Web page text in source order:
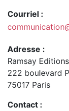
Courriel :
Adresse :
Ramsay Editions
222 boulevard
75017 Paris
Contact :